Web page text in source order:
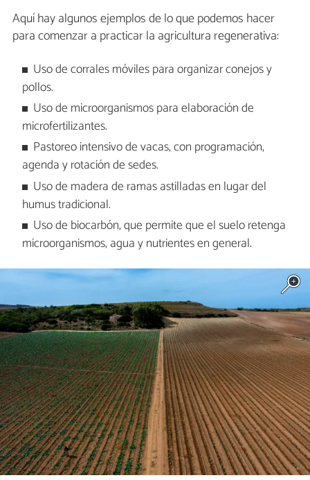
Aquí hay algunos ejemplos de lo que podemos hacer
para comenzar a practicar la agricultura regenerativa:
Uso de corrales móviles para organizar conejos y
pollos.
Uso de microorganismos para elaboración de
microfertilizantes.
Pastoreo intensivo de vacas, con programación,
agenda y rotación de sedes.
Uso de madera de ramas astilladas en lugar del
humus tradicional.
Uso de biocarbón, que permite que el suelo retenga
microorganismos, agua y nutrientes en general.